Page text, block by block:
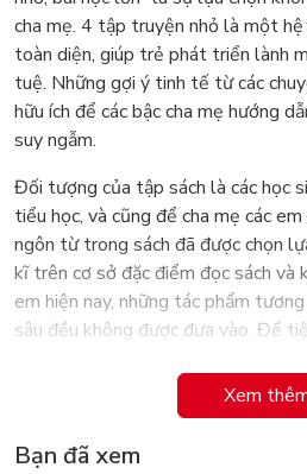
cha mẹ. 4 tập truyện nhỏ là một
toàn diện, giúp trẻ phát triển lành
tuệ. Những gợi ý tinh tế từ các
hữu ích để các bậc cha mẹ hướng
suy ngẫm.
Đối tượng của tập sách là các học
tiểu học, và cũng để cha mẹ các
ngôn từ trong sách đã được chọn
kĩ trên cơ sở đặc điểm đọc sách và
em hiện nay, những tác phẩm
sâu đều không được đưa vào. Để
minh họa bằng những bức tranh
đọc, cha mẹ nên cùng đọc với con
các bé những bài học rút ra từ mỗi
Xem
Bạn đã xem